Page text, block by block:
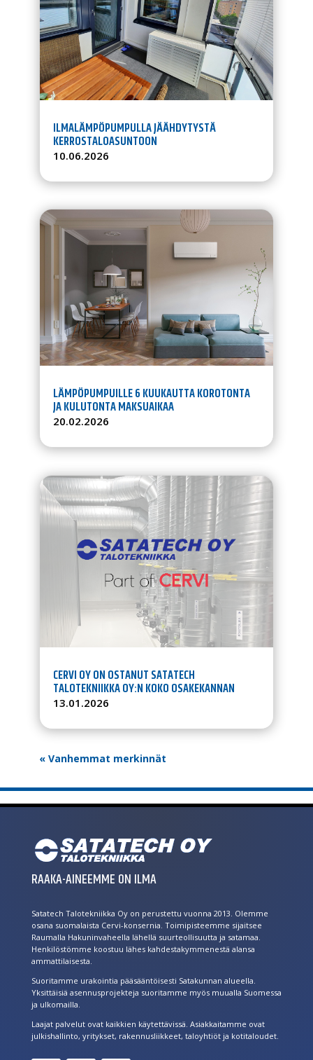
ILMALÄMPÖPUMPULLA JÄÄHDYTYSTÄ
KERROSTALOASUNTOON
10.06.2026
LÄMPÖPUMPUILLE 6 KUUKAUTTA KOROTONTA
JA KULUTONTA MAKSUAIKAA
20.02.2026
CERVI OY ON OSTANUT SATATECH
TALOTEKNIIKKA OY:N KOKO OSAKEKANNAN
13.01.2026
« Vanhemmat merkinnät
RAAKA-AINEEMME ON ILMA
Satatech Talotekniikka Oy on perustettu vuonna 2013. Olemme
osana suomalaista Cervi-konsernia. Toimipisteemme sijaitsee
Raumalla Hakuninvaheella lähellä suurteollisuutta ja satamaa.
Henkilöstömme koostuu lähes kahdestakymmenestä alansa
ammattilaisesta.
Suoritamme urakointia pääsääntöisesti Satakunnan alueella.
Yksittäisiä asennusprojekteja suoritamme myös muualla Suomessa
ja ulkomailla.
Laajat palvelut ovat kaikkien käytettävissä. Asiakkaitamme ovat
julkishallinto, yritykset, rakennusliikkeet, taloyhtiöt ja kotitaloudet.